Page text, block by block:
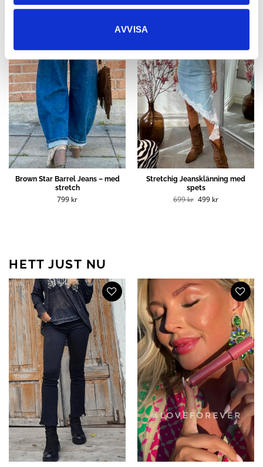
AVVISA
Brown Star Barrel Jeans – med
stretch
799 kr
Stretchig Jeansklänning med
spets
699kr Det
ursprungliga
499 krDet
HETT JUST NU